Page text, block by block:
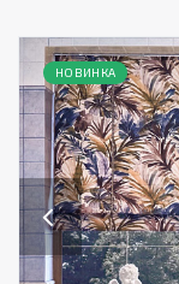
Previous
НОВИНКА